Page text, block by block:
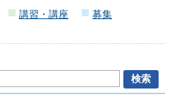
講習・講座
募集